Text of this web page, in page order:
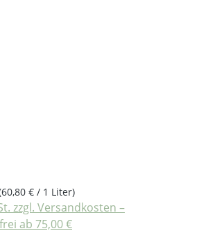
€ / 1 Liter)
zzgl. Versandkosten –
ab 75,00 €